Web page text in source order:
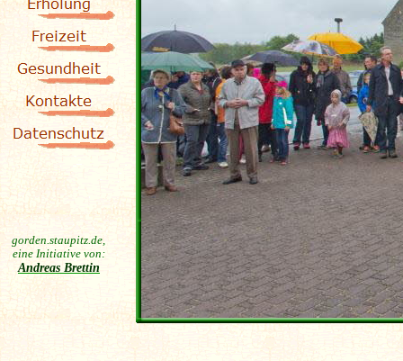
gorden.staupitz.de,
eine Initiative von:
Andreas Brettin